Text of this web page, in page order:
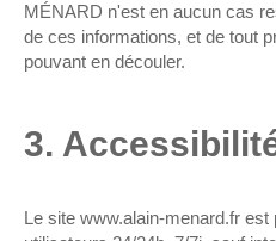
MÉNARD n'est en aucun cas
de ces informations, et de tout
pouvant en découler.
3.
Le site www.alain-menard.fr